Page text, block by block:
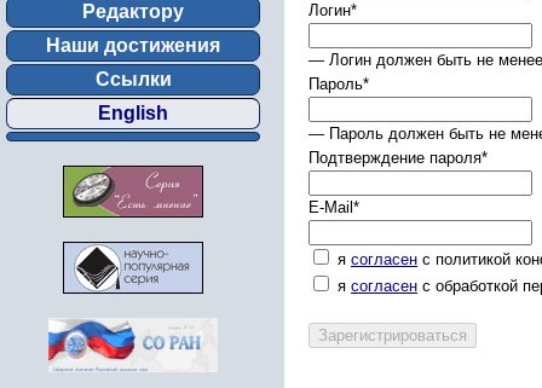
Редактору
Наши достижения
Ссылки
English
Логин*
— Логин должен быть не
Пароль*
— Пароль должен быть не
Подтверждение пароля*
E-Mail *
я согласен с политикой
я согласен с обработкой